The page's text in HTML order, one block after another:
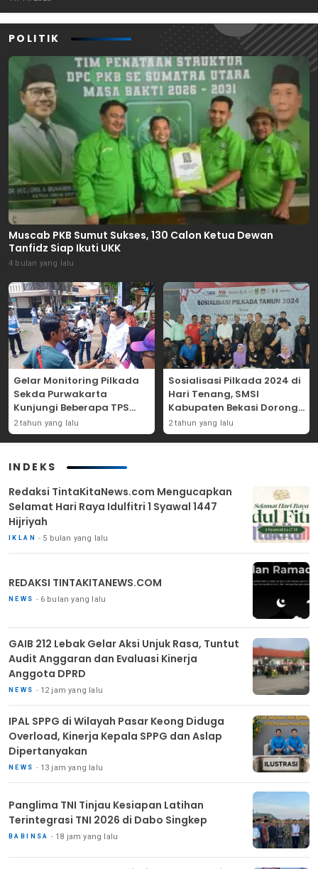
POLITIK
Muscab PKB Sumut Sukses, 130 Calon Ketua Dewan
Tanfidz Siap Ikuti UKK
4 bulan yang lalu
Gelar Monitoring Pilkada
Sekda Purwakarta
Kunjungi Beberapa TPS
Yang Ada Di Purwakarta
2 tahun yang lalu
Sosialisasi Pilkada 2024 di
Hari Tenang, SMSI
Kabupaten Bekasi Dorong
Angka Partisipasi
Masyarakat
2 tahun yang lalu
INDEKS
Redaksi TintaKitaNews.com Mengucapkan
Selamat Hari Raya Idulfitri 1 Syawal 1447
Hijriyah
IKLAN 5 bulan yang lalu
REDAKSI TINTAKITANEWS.COM
NEWS 6 bulan yang lalu
GAIB 212 Lebak Gelar Aksi Unjuk Rasa, Tuntut
Audit Anggaran dan Evaluasi Kinerja
Anggota DPRD
NEWS 12 jam yang lalu
IPAL SPPG di Wilayah Pasar Keong Diduga
Overload, Kinerja Kepala SPPG dan Aslap
Dipertanyakan
NEWS 13 jam yang lalu
Panglima TNI Tinjau Kesiapan Latihan
Terintegrasi TNI 2026 di Dabo Singkep
BABINSA 18 jam yang lalu